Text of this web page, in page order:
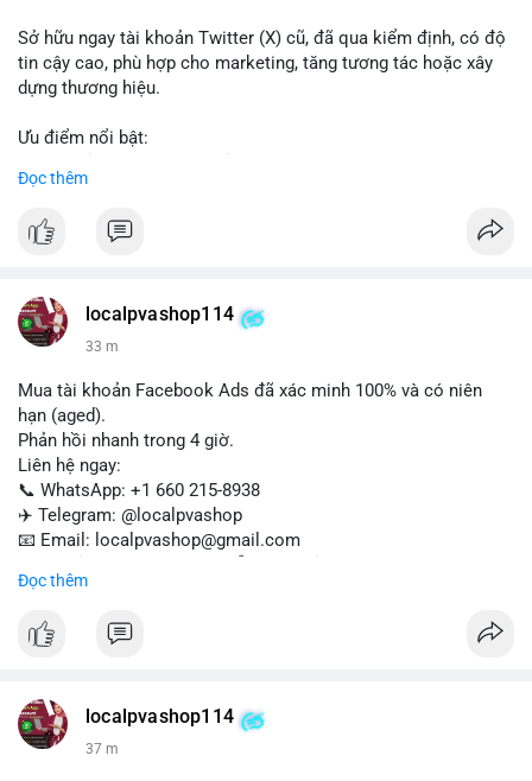
Sở hữu ngay tài khoản Twitter (X) cũ, đã qua kiểm định, có độ
tin cậy cao, phù hợp cho marketing, tăng tương tác hoặc xây
dựng thương hiệu.
Ưu điểm nổi bật:
- Hồ sơ hoàn chỉnh, giảm nguy cơ bị khóa
✈️ Telegram: @localpvashop
📧 Email: localpvashop@gmail.com
Đọc thêm
localpvashop114
33 m
Mua tài khoản Facebook Ads đã xác minh 100% và có niên
hạn (aged).
Phản hồi nhanh trong 4 giờ.
Liên hệ ngay:
📞 WhatsApp: +1 660 215-8938
✈️ Telegram: @localpvashop
📧 Email: localpvashop@gmail.com
quảng cáo của bạn. Đặt mua hôm nay!
Đọc thêm
localpvashop114
37 m